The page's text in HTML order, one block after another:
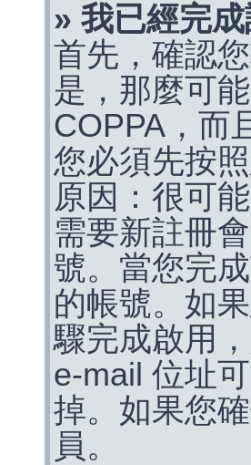
» 我已經完
首先，確認
是，那麼可
COPPA，而
您必須先按
原因：很可
需要新註冊
號。當您完
的帳號。如
驟完成啟用
e-mail 位址
掉。如果您
員。